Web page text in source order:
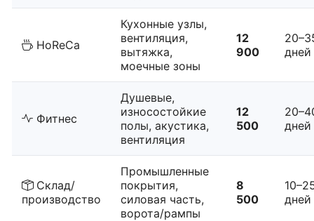
HoReCa
Кухонные узлы,
вентиляция,
вытяжка,
моечные зоны
12
900
дней
Фитнес
Душевые,
износостойкие
полы, акустика,
вентиляция
12
500
дней
Склад/
производство
Промышленные
покрытия,
силовая часть,
ворота/рампы
8
500
дней